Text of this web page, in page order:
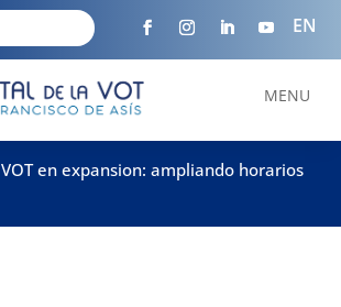
EN
MENU
en expansion: ampliando horarios